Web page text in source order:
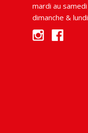
mardi au
dimanche &